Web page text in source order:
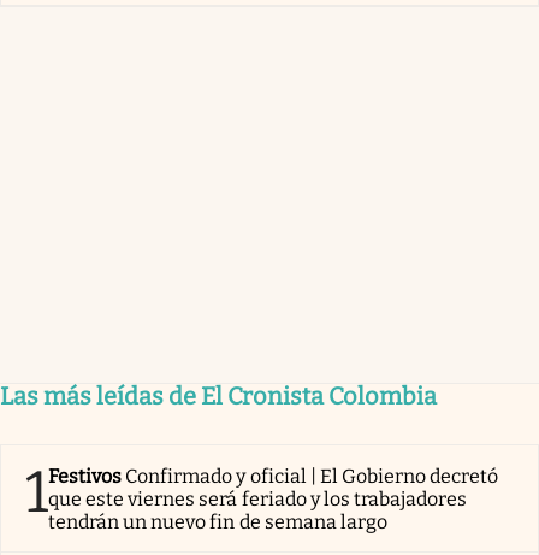
Las más leídas de El Cronista Colombia
1Festivos Confirmado y oficial | El Gobierno decretó
que este viernes será feriado y los trabajadores
tendrán un nuevo fin de semana largo